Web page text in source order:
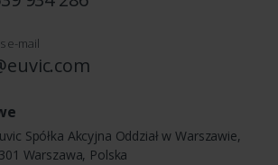
e-mail
Spółka Akcyjna Oddział w Warszawie,
Warszawa, Polska